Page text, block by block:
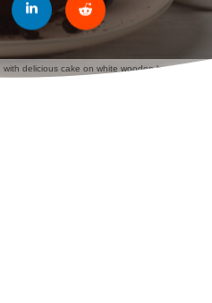
delicious cake on white wooden background